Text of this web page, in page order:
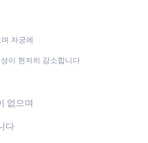
자궁에
이 현저히 감소합니다
없으며
다